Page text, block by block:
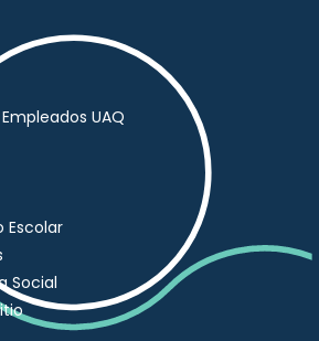
UAQ
Escolar
Social